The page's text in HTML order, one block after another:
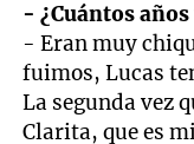
- ¿Cuántos
- Eran muy
fuimos, Lucas
La segunda vez
Clarita, que es